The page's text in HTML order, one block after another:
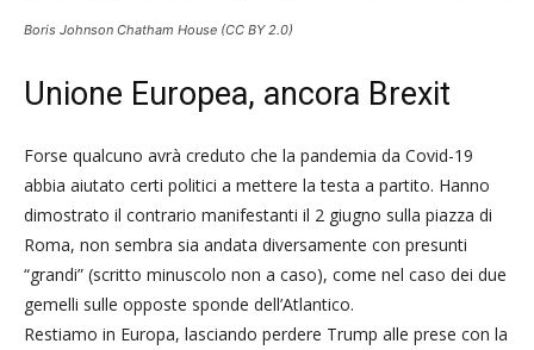
Boris Johnson Chatham House (CC BY 2.0)
Unione Europea, ancora Brexit
Forse qualcuno avrà creduto che la pandemia da Covid-19
abbia aiutato certi politici a mettere la testa a partito. Hanno
dimostrato il contrario manifestanti il 2 giugno sulla piazza di
Roma, non sembra sia andata diversamente con presunti
“grandi” (scritto minuscolo non a caso), come nel caso dei due
gemelli sulle opposte sponde dell’Atlantico.
Restiamo in Europa, lasciando perdere Trump alle prese con la